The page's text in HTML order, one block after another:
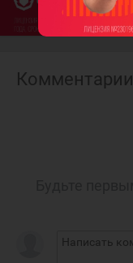
Комментарии